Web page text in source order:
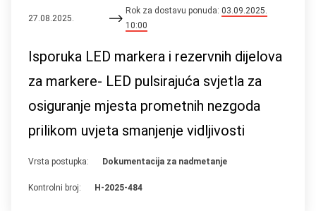
27.08.2025.
Rok za dostavu ponuda:03.09.2025.
10:00
Isporuka LED markera i rezervnih dijelova
za markere- LED pulsirajuća svjetla za
osiguranje mjesta prometnih nezgoda
prilikom uvjeta smanjenje vidljivosti
Vrsta postupka: Dokumentacija za nadmetanje
Kontrolni broj: H-2025-484